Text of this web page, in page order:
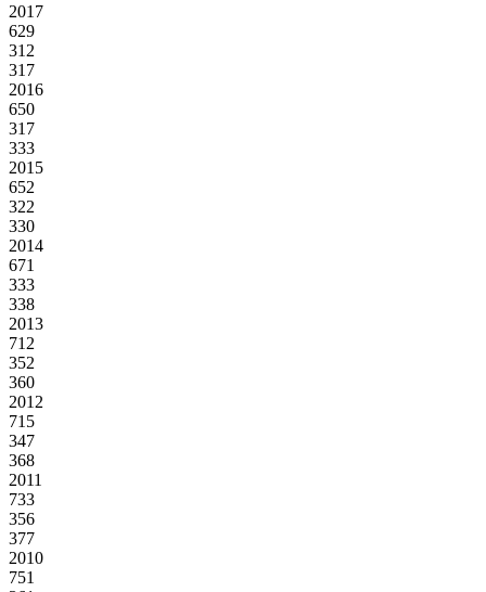
2017
629
312
317
2016
650
317
333
2015
652
322
330
2014
671
333
338
2013
712
352
360
2012
715
347
368
2011
733
356
377
2010
751